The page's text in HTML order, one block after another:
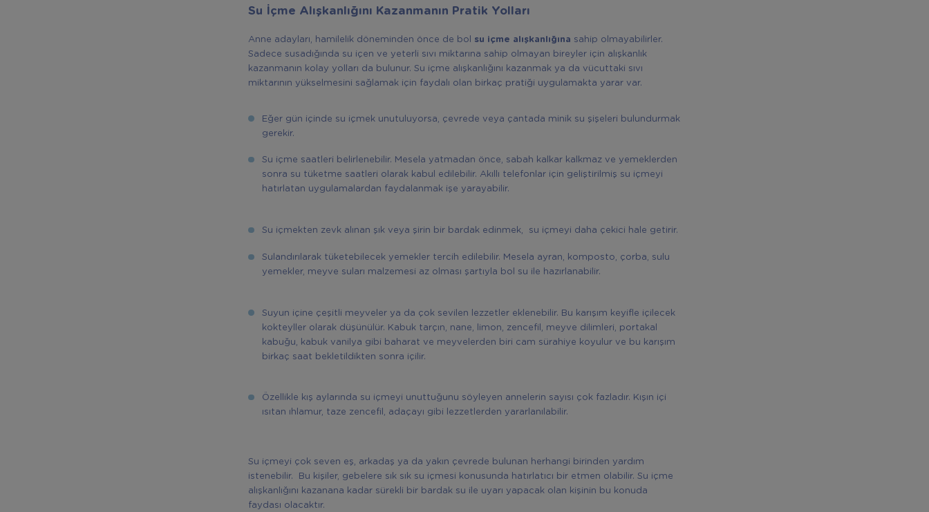
Su İçme Alışkanlığını Kazanmanın Pratik Yolları
Anne adayları, hamilelik döneminden önce de bol su içme alışkanlığına sahip olmayabilirler.
Sadece susadığında su içen ve yeterli sıvı miktarına sahip olmayan bireyler için alışkanlık
kazanmanın kolay yolları da bulunur. Su içme alışkanlığını kazanmak ya da vücuttaki sıvı
miktarının yükselmesini sağlamak için faydalı olan birkaç pratiği uygulamakta yarar var.
Eğer gün içinde su içmek unutuluyorsa, çevrede veya çantada minik su şişeleri bulundurmak
gerekir.
Su içme saatleri belirlenebilir. Mesela yatmadan önce, sabah kalkar kalkmaz ve yemeklerden
sonra su tüketme saatleri olarak kabul edilebilir. Akıllı telefonlar için geliştirilmiş su içmeyi
hatırlatan uygulamalardan faydalanmak işe yarayabilir.
Su içmekten zevk alınan şık veya şirin bir bardak edinmek, su içmeyi daha çekici hale getirir.
Sulandırılarak tüketebilecek yemekler tercih edilebilir. Mesela ayran, komposto, çorba, sulu
yemekler, meyve suları malzemesi az olması şartıyla bol su ile hazırlanabilir.
Suyun içine çeşitli meyveler ya da çok sevilen lezzetler eklenebilir. Bu karışım keyifle içilecek
kokteyller olarak düşünülür. Kabuk tarçın, nane, limon, zencefil, meyve dilimleri, portakal
kabuğu, kabuk vanilya gibi baharat ve meyvelerden biri cam sürahiye koyulur ve bu karışım
birkaç saat bekletildikten sonra içilir.
Özellikle kış aylarında su içmeyi unuttuğunu söyleyen annelerin sayısı çok fazladır. Kışın içi
ısıtan ıhlamur, taze zencefil, adaçayı gibi lezzetlerden yararlanılabilir.
Su içmeyi çok seven eş, arkadaş ya da yakın çevrede bulunan herhangi birinden yardım
istenebilir. Bu kişiler, gebelere sık sık su içmesi konusunda hatırlatıcı bir etmen olabilir. Su içme
alışkanlığını kazanana kadar sürekli bir bardak su ile uyarı yapacak olan kişinin bu konuda
faydası olacaktır.